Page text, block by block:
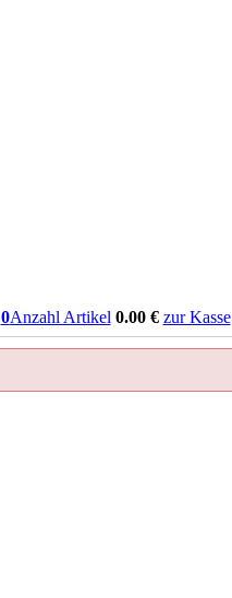
0Anzahl Artikel 0.00€ zur Kasse